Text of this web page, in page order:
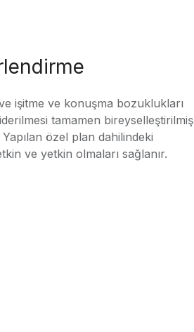
işitme ve konuşma bozuklukları
tamamen bireyselleştirilmiş
özel plan dahilindeki
ve yetkin olmaları sağlanır.